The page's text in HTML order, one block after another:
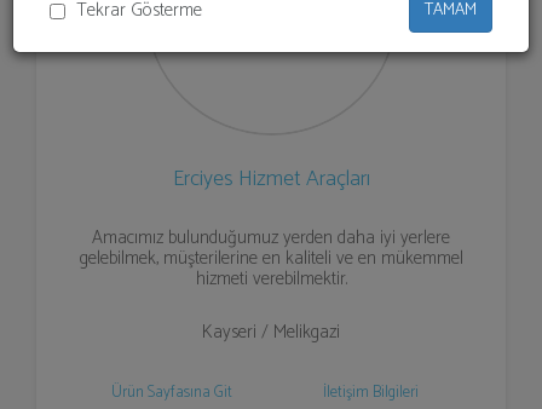
Tekrar Gösterme TAMAM
Erciyes Hizmet Araçları
Amacımız bulunduğumuz yerden daha iyi yerlere
gelebilmek, müşterilerine en kaliteli ve en mükemmel
hizmeti verebilmektir.
Kayseri / Melikgazi
Ürün Sayfasına Git İletişim Bilgileri